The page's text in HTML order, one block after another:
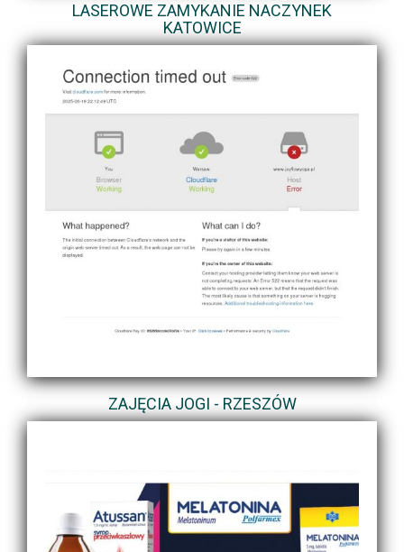
LASEROWE ZAMYKANIE NACZYNEK
KATOWICE
ZAJĘCIA JOGI - RZESZÓW